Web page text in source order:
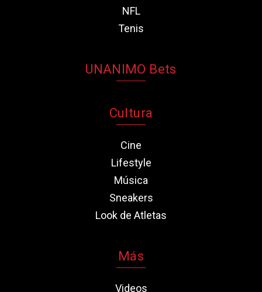
NFL
Tenis
UNANIMO Bets
Cultura
Cine
Lifestyle
Música
Sneakers
Look de Atletas
Más
Videos